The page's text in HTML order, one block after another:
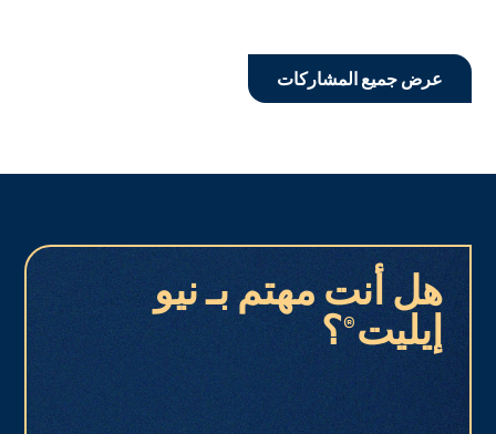
عرض جميع المشاركات
هل أنت مهتم بـ نيو
إيليت®؟